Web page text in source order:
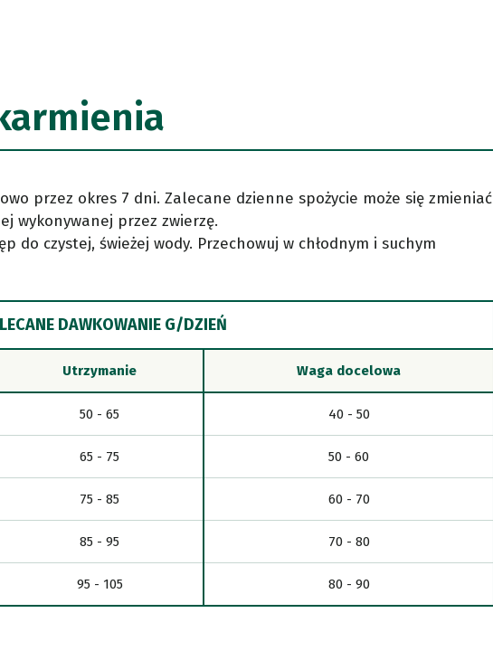
przez okres 7 dni. Zalecane dzienne spożycie może się zmieniać
wykonywanej przez zwierzę.
do czystej, świeżej wody. Przechowuj w chłodnym i suchym
DAWKOWANIE G/DZIEŃ
Utrzymanie Waga docelowa
50 - 65 40 - 50
65 - 75 50 - 60
75 - 85 60 - 70
85 - 95 70 - 80
95 - 105 80 - 90